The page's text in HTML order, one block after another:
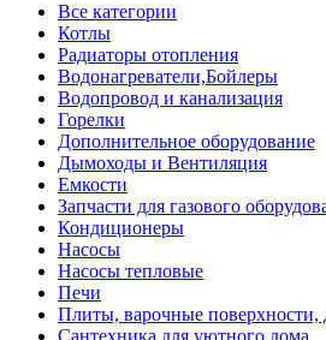
Все категории
Котлы
Радиаторы отопления
Водонагреватели,Бойлеры
Водопровод и канализация
Горелки
Дополнительное оборудование
Дымоходы и Вентиляция
Емкости
Запчасти для газового
Кондиционеры
Насосы
Насосы тепловые
Печи
Плиты, варочные
Сантехника для уютного дома